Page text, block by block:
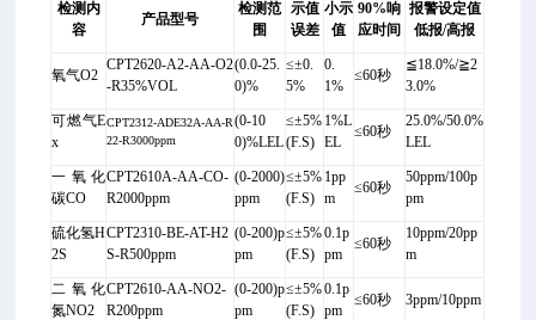
检测内
容
产品型号
检测范
围
示值
误差
小示
值
90%响
应时间
报警设定值
低报/高报
氧气O2
CPT2620-A2-AA-O2
-R35%VOL
(0.0-25.
0)%
≤±0.
5%
0.
1%
≤60秒
≦18.0%/≧2
3.0%
可燃气E
x
CPT2312-ADE32A-AA-R
22-R3000ppm
(0-10
0)%LEL
≤±5%
(F.S)
1%L
EL
≤60秒
25.0%/50.0%
LEL
一氧化
碳CO
CPT2610A-AA-CO-
R2000ppm
(0-2000)
ppm
≤±5%
(F.S)
1pp
m
≤60秒
50ppm/100p
pm
硫化氢H
2S
CPT2310-BE-AT-H2
S-R500ppm
(0-200)p
pm
≤±5%
(F.S)
0.1p
pm
≤60秒
10ppm/20pp
m
二氧化
氮NO2
CPT2610-AA-NO2-
R200ppm
(0-200)p
pm
≤±5%
(F.S)
0.1p
pm
≤60秒 3ppm/10ppm